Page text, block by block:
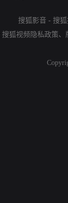
搜狐影音 - 搜
搜狐视频隐私政策、